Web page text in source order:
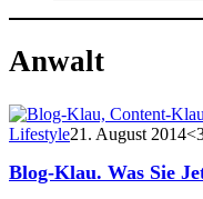
Anwalt
Lifestyle21. August 2014
Blog-Klau. Was Sie